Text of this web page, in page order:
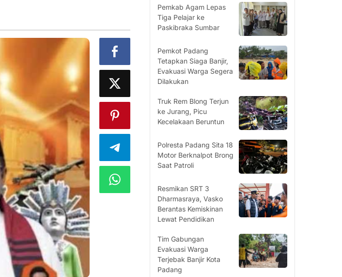
Pemkab Agam Lepas
Tiga Pelajar ke
Paskibraka Sumbar
Pemkot Padang
Tetapkan Siaga Banjir,
Evakuasi Warga Segera
Dilakukan
Truk Rem Blong Terjun
ke Jurang, Picu
Kecelakaan Beruntun
Polresta Padang Sita 18
Motor Berknalpot Brong
Saat Patroli
Resmikan SRT 3
Dharmasraya, Vasko
Berantas Kemiskinan
Lewat Pendidikan
Tim Gabungan
Evakuasi Warga
Terjebak Banjir Kota
Padang